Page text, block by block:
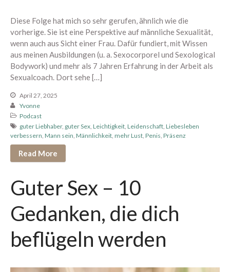
Januar 2023
Dezember 2022
Oktober 2022
September 2022
April 2022
Dezember 2021
November 2021
Oktober 2021
August 2021
Juli 2021
Diese Folge hat mich so sehr gerufen, ähnlich wie die
vorherige. Sie ist eine Perspektive auf männliche Sexualität,
wenn auch aus Sicht einer Frau. Dafür fundiert, mit Wissen
aus meinen Ausbildungen (u. a. Sexocorporel und Sexological
Bodywork) und mehr als 7 Jahren Erfahrung in der Arbeit als
Sexualcoach. Dort sehe […]
April 27, 2025
Yvonne
Podcast
guter Liebhaber, guter Sex, Leichtigkeit, Leidenschaft, Liebesleben
verbessern, Mann sein, Männlichkeit, mehr Lust, Penis, Präsenz
Read More
Guter Sex – 10
Gedanken, die dich
beflügeln werden